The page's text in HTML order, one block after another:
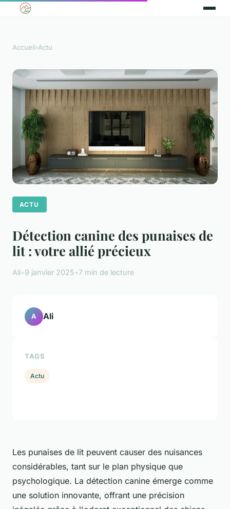
Accueil›Actu
ACTU
Détection canine des punaises de
lit : votre allié précieux
Ali•9 janvier 2025•7 min de lecture
Les punaises de lit peuvent causer des nuisances
considérables, tant sur le plan physique que
psychologique. La détection canine émerge comme
une solution innovante, offrant une précision
A Ali
TAGS
Actu